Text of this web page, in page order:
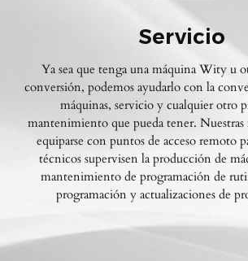
Servicio
Ya sea que tenga una máquina Wity u
conversión, podemos ayudarlo con la
máquinas, servicio y cualquier otro
mantenimiento que pueda tener. Nuestras
equiparse con puntos de acceso remoto
técnicos supervisen la producción de
mantenimiento de programación de
programación y actualizaciones de